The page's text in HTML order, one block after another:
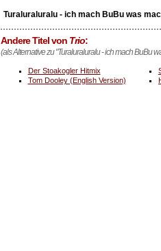
Turaluraluralu - ich mach BuBu was
Andere Titel von Trio:
(als Alternative zu "Turaluraluralu - ich mach BuBu
Der Stoakogler Hitmix
Tom Dooley (English Version)